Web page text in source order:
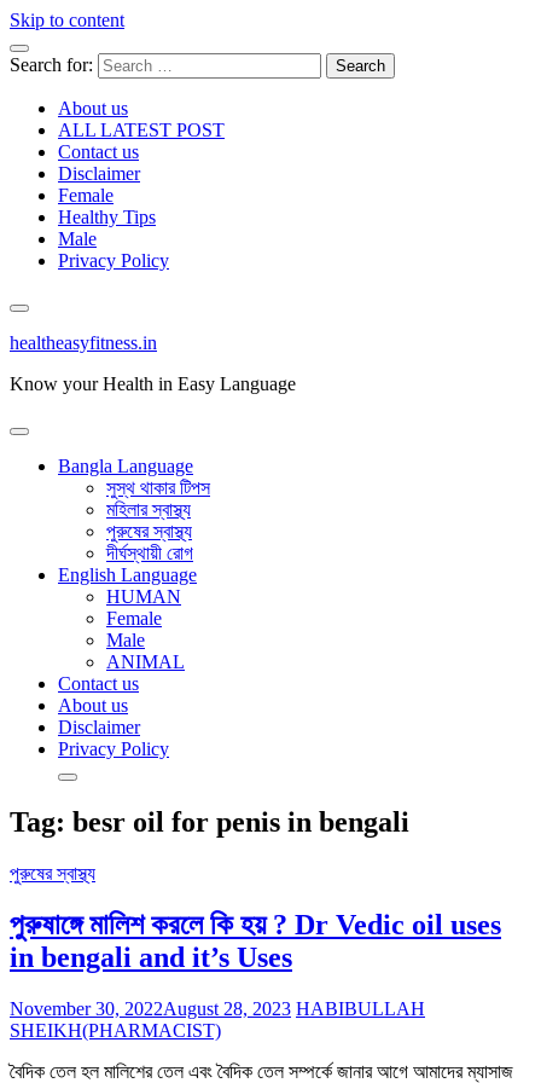
Skip to content
Search for:
About us
ALL LATEST POST
Contact us
Disclaimer
Female
Healthy Tips
Male
Privacy Policy
healtheasyfitness.in
Know your Health in Easy Language
Bangla Language
সুস্থ থাকার টিপস
মহিলার স্বাস্থ্য
পুরুষের স্বাস্থ্য
দীর্ঘস্থায়ী রোগ
English Language
HUMAN
Female
Male
ANIMAL
Contact us
About us
Disclaimer
Privacy Policy
Tag: besr oil for penis in bengali
পুরুষের স্বাস্থ্য
পুরুষাঙ্গে মালিশ করলে কি হয় ? Dr Vedic oil uses
in bengali and it’s Uses
November 30, 2022August 28, 2023 HABIBULLAH
SHEIKH(PHARMACIST)
বৈদিক তেল হল মালিশের তেল এবং বৈদিক তেল সম্পর্কে জানার আগে আমাদের ম্যাসাজ